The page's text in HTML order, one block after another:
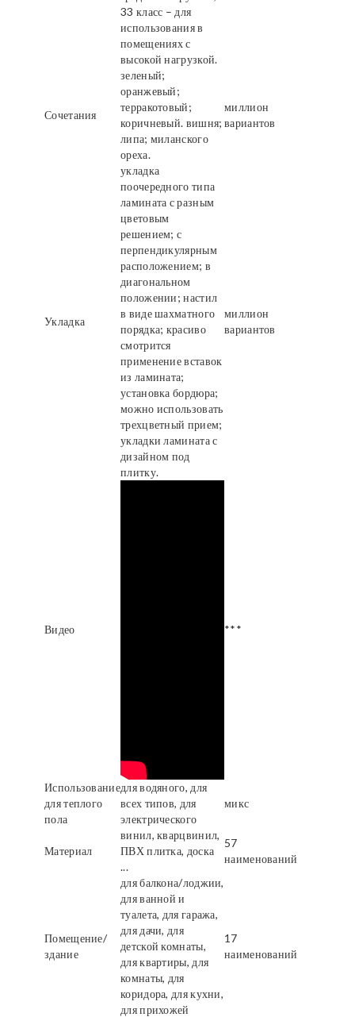
33 класс – для
использования в
помещениях с
высокой нагрузкой.
Сочетания
зеленый;
оранжевый;
терракотовый;
коричневый. вишня;
липа; миланского
ореха.
миллион
вариантов
Укладка
укладка
поочередного типа
ламината с разным
цветовым
решением; с
перпендикулярным
расположением; в
диагональном
положении; настил
в виде шахматного
порядка; красиво
смотрится
применение вставок
из ламината;
установка бордюра;
можно использовать
трехцветный прием;
укладки ламината с
дизайном под
плитку.
миллион
вариантов
Видео ***
Использование
для теплого
пола
для водяного, для
всех типов, для
электрического
микс
Материал
винил, кварцвинил,
ПВХ плитка, доска
...
57
наименований
Помещение/
здание
для балкона/лоджии,
для ванной и
туалета, для гаража,
для дачи, для
детской комнаты,
для квартиры, для
комнаты, для
коридора, для кухни,
для прихожей
17
наименований